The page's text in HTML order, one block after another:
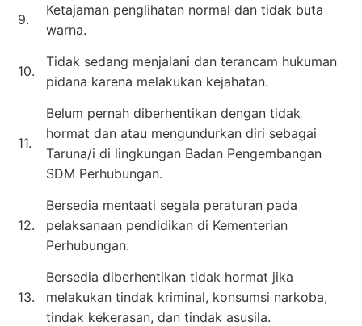
9.
Ketajaman penglihatan normal dan tidak buta
warna.
10.
Tidak sedang menjalani dan terancam hukuman
pidana karena melakukan kejahatan.
11.
Belum pernah diberhentikan dengan tidak
hormat dan atau mengundurkan diri sebagai
Taruna/i di lingkungan Badan Pengembangan
SDM Perhubungan.
12.
Bersedia mentaati segala peraturan pada
pelaksanaan pendidikan di Kementerian
Perhubungan.
13.
Bersedia diberhentikan tidak hormat jika
melakukan tindak kriminal, konsumsi narkoba,
tindak kekerasan, dan tindak asusila.